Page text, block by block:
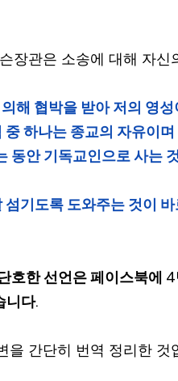
장관은 소송에 대해 자
해 협박을 받아 저의 영
중 하나는 종교의 자유이
동안 기독교인으로 사는
기도록 도와주는 것이
호한 선언은 페이스북에
니다.
을 간단히 번역 정리한 것